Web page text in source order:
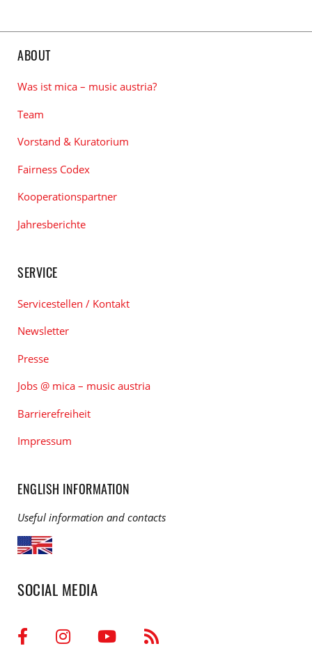
ABOUT
Was ist mica – music austria?
Team
Vorstand & Kuratorium
Fairness Codex
Kooperationspartner
Jahresberichte
SERVICE
Servicestellen / Kontakt
Newsletter
Presse
Jobs @ mica – music austria
Barrierefreiheit
Impressum
ENGLISH INFORMATION
Useful information and contacts
SOCIAL MEDIA